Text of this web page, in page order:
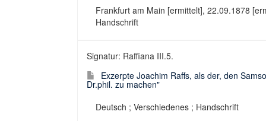
Frankfurt am Main [ermittelt], 22.09.1878
Handschrift
Signatur: Raffiana III.5.
Exzerpte Joachim Raffs, als der, den
Dr.phil. zu machen"
Deutsch ; Verschiedenes ; Handschrift